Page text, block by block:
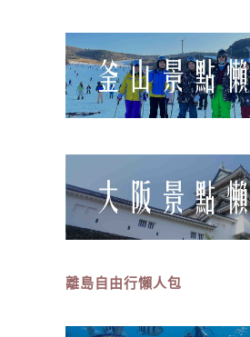
離島自由行懶人包